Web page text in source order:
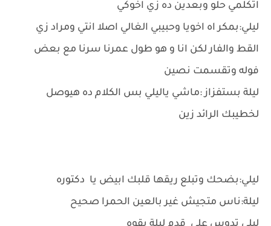
اتكلمي حلو وبعدين ده زي اخوكي
ليلي:بمكر اه اخويا وحبيبي الغالي اصلا انتي ومراد زي
القط والفار لكن انا و هو طول عمرنا سرنا مع بعض
فوله وتقسمت نصين
ليلة بستفزاز :ماشي ياليلي بس الكلام ده هيوصل
لخطيبك الرائد زين
ليلي:بضحك وتبلع ريقها قلبك ابيض يا دكتوره
ليلة:ناس متجيش غير بالعين الحمرا صحيح